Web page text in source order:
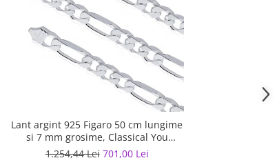
Lant argint 925 Figaro 50 cm lungime
si 7 mm grosime, Classical You
LSX0201
1.254,44 Lei 701,00 Lei